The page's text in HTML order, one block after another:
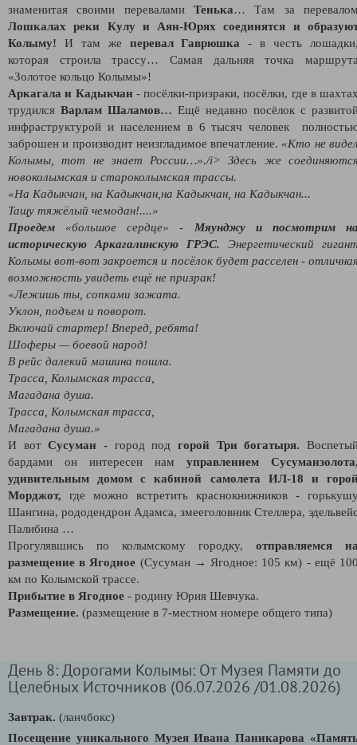
знаменитая своими перевалами Тенька… Там за
Лошкалах реки Кулу и Аян-Юрях соединятся и
Колыму! И там же перевал Гаврюшка - в честь
которая строила трассу… Самая дальняя точка
«Золотое кольцо Колымы»!
Аркагала и Кадыкчан - посёлки-призраки, посёлки, где в
трудился Варлам Шаламов… Ещё недавно посёлок с
инфраструктурой и населением в 6 тысяч человек
заброшен и производит неизгладимое впечатление. «Кто не
Колымы, тот не знает России…»./i> Здесь же
новоколымская и староколымская трассы.
«На Кадыкчан, на Кадыкчан,на Кадыкчан, на Кадыкчан...
Тащу тяжёлый чемодан!....»
Проедем
«большое сердце» - Мяунджу и
посмотрим
историческую Аркагалинскую ГРЭС. Энергетический
Колымы вот-вот закроется и посёлок будет расселен -
возможность увидеть ещё не призрак!
«Лежишь ты, сопками зажата.
Уклон, подъем и поворот.
Включай стартер! Вперед, ребята!
Шоферы — боевой народ!
В рейc далекий машина пошла.
Трасса, Колымская трасса,
Магадана душа.
Трасса, Колымская трасса,
Магадана душа.»
И вотСусуман - город подгорой Три богатыря.
бардами он интересен нам управлением
удивительным домом с кабиной самолета ИЛ-18 и
Морджот, где можно встретить краснокнижников -
Шангина, рододендрон Адамса, змееголовник Стеллера,
Палибина …
Прогулявшись по колымскому городку, отправляемся
размещение в Ягодное (Сусуман → Ягодное: 105 км) - ещё
км по Колымской трассе.
Прибытие в Ягодное - родину Юрия Шевчука.
Размещение. (размещение в 7-местном номере общего типа)
День 8: Дорогами Колымы: От Музея Памяти до
Целебных Источников (06.07.2026 /01.08.2026)
Завтрак. (ланчбокс)
Посещение уникального Музея Ивана Паникарова